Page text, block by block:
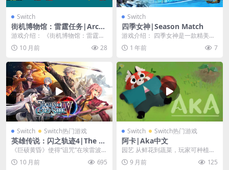
Switch
街机博物馆：雷霆任务|Arcad
e Archives: Rolling Thunde
r
游戏介绍： 《街机博物馆：雷霆任
务》是南梦宫于 1986 年发行的一
款动作游戏。...
10 月前 28
Switch
四季女神|Season Match
游戏介绍： 四季女神是一款精美的
休闲消除幻想游戏。游戏背景是一
件可怕的事情在魔法...
1 年前 7
Switch Switch热门游戏
英雄传说：闪之轨迹4|The Le
gend of Heroes: Trails of C
old Steel IV中文
《巨硕黄昏》使得“诅咒”在埃雷波尼
亚帝国中扩散开。与卡尔瓦德共和
国之间的大战即将...
10 月前 695
Switch Switch热门游戏
阿卡|Aka中文
园艺 从鲜花到蔬菜，玩家可种植植
物。农业系统的灵感来自永久文
化，协会（花园设计）...
9 月前 125